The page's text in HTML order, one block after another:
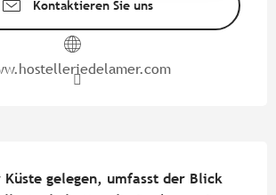
Kontaktieren Sie uns
gelegen, umfasst der Blick